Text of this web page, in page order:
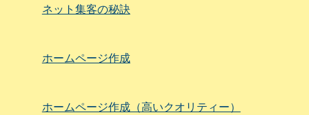
ネット集客の秘訣
ホームページ作成
ホームページ作成（高いクオリティー）